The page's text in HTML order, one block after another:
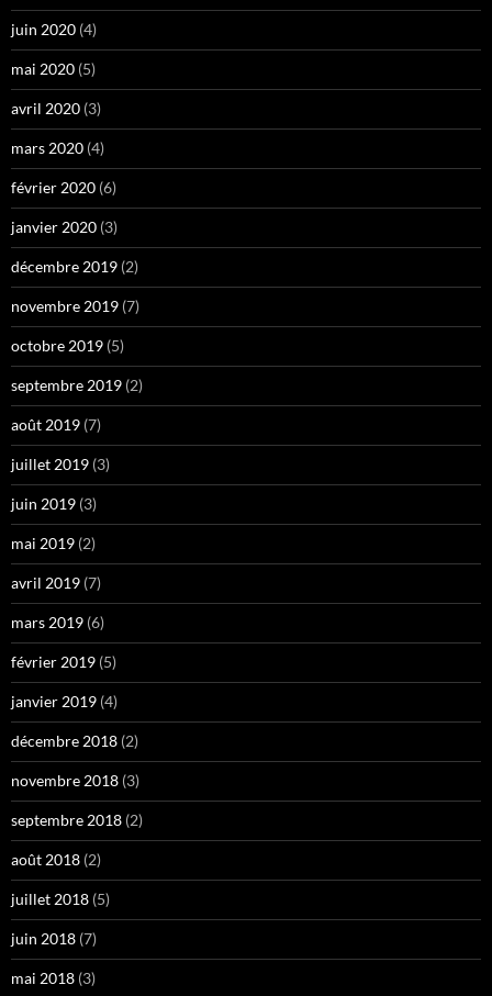
juin 2020 (4)
mai 2020 (5)
avril 2020 (3)
mars 2020 (4)
février 2020 (6)
janvier 2020 (3)
décembre 2019 (2)
novembre 2019 (7)
octobre 2019 (5)
septembre 2019 (2)
août 2019 (7)
juillet 2019 (3)
juin 2019 (3)
mai 2019 (2)
avril 2019 (7)
mars 2019 (6)
février 2019 (5)
janvier 2019 (4)
décembre 2018 (2)
novembre 2018 (3)
septembre 2018 (2)
août 2018 (2)
juillet 2018 (5)
juin 2018 (7)
mai 2018 (3)